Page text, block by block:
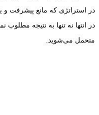
در استراتژی که مانع پیشرفت و
در انتها نه تنها به نتیجه
متحمل می‌شوید.